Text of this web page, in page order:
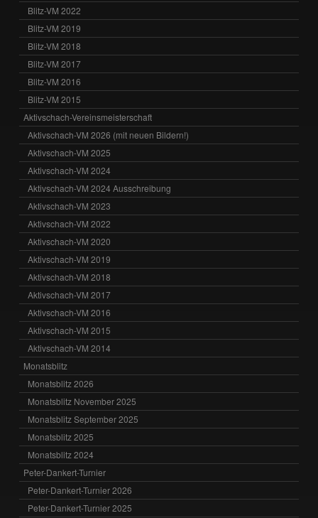
Blitz-VM 2022
Blitz-VM 2019
Blitz-VM 2018
Blitz-VM 2017
Blitz-VM 2016
Blitz-VM 2015
Aktivschach-Vereinsmeisterschaft
Aktivschach-VM 2026 (mit neuen Bildern!)
Aktivschach-VM 2025
Aktivschach-VM 2024
Aktivschach-VM 2024 Ausschreibung
Aktivschach-VM 2023
Aktivschach-VM 2022
Aktivschach-VM 2020
Aktivschach-VM 2019
Aktivschach-VM 2018
Aktivschach-VM 2017
Aktivschach-VM 2016
Aktivschach-VM 2015
Aktivschach-VM 2014
Monatsblitz
Monatsblitz 2026
Monatsblitz November 2025
Monatsblitz September 2025
Monatsblitz 2025
Monatsblitz 2024
Peter-Dankert-Turnier
Peter-Dankert-Turnier 2026
Peter-Dankert-Turnier 2025